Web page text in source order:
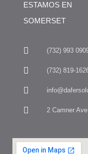
ESTAMOS EN
SOMERSET
(732) 993
(732) 819-
2 Camner